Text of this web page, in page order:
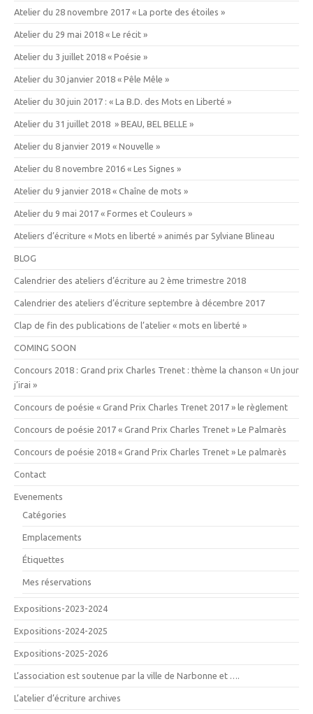
Atelier du 28 novembre 2017 « La porte des étoiles »
Atelier du 29 mai 2018 « Le récit »
Atelier du 3 juillet 2018 « Poésie »
Atelier du 30 janvier 2018 « Pêle Mêle »
Atelier du 30 juin 2017 : « La B.D. des Mots en Liberté »
Atelier du 31 juillet 2018 » BEAU, BEL BELLE »
Atelier du 8 janvier 2019 « Nouvelle »
Atelier du 8 novembre 2016 « Les Signes »
Atelier du 9 janvier 2018 « Chaîne de mots »
Atelier du 9 mai 2017 « Formes et Couleurs »
Ateliers d’écriture « Mots en liberté » animés par Sylviane Blineau
BLOG
Calendrier des ateliers d’écriture au 2 ème trimestre 2018
Calendrier des ateliers d’écriture septembre à décembre 2017
Clap de fin des publications de l’atelier « mots en liberté »
COMING SOON
Concours 2018 : Grand prix Charles Trenet : thème la chanson « Un jour
j’irai »
Concours de poésie « Grand Prix Charles Trenet 2017 » le règlement
Concours de poésie 2017 « Grand Prix Charles Trenet » Le Palmarès
Concours de poésie 2018 « Grand Prix Charles Trenet » Le palmarès
Contact
Evenements
Catégories
Emplacements
Étiquettes
Mes réservations
Expositions-2023-2024
Expositions-2024-2025
Expositions-2025-2026
L’association est soutenue par la ville de Narbonne et ….
L’atelier d’écriture archives